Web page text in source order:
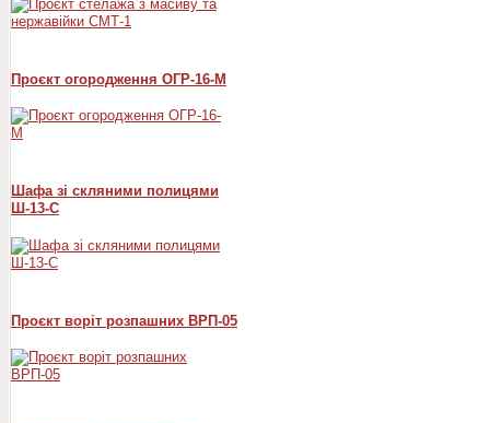
Проєкт огородження ОГР-16-М
Шафа зі скляними полицями
Ш-13-С
Проєкт воріт розпашних ВРП-05